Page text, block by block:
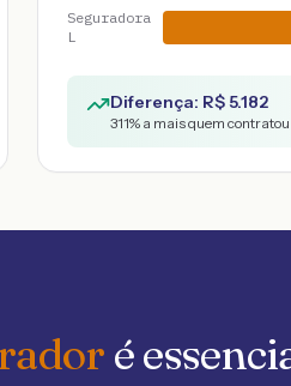
Seguradora
L
Diferença: R$5.182
311% a mais quem
é